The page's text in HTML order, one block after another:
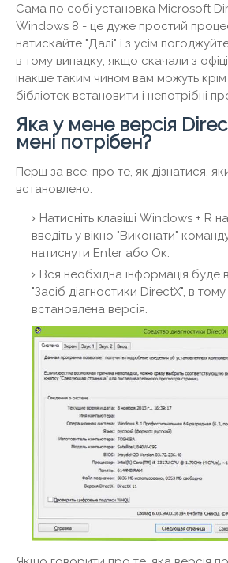
Сама по собі установка Microsoft
Windows 8 - це дуже простий
натискайте "Далі" і з усім
в тому випадку, якщо скачали з
інакше таким чином вам можуть крім
бібліотек встановити і непотрібні
Яка у мене версія
мені потрібен?
Перш за все, про те, як дізнатися,
встановлено:
Натисніть клавіші Windows + R на
введіть у вікно "Виконати"
натиснути Enter або Ок.
Вся необхідна інформація буде
"Засіб діагностики DirectX", в тому
встановлена ​​версія.